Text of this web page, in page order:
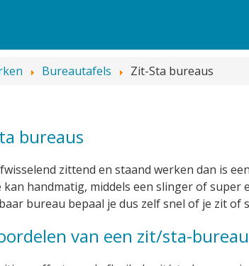
Bureautafels Zit-Sta bureaus
bureaus
zittend en staand werken dan is
handmatig, middels een slinger of super
bureau bepaal je dus zelf snel of je zit of
van een zit/sta-bureau